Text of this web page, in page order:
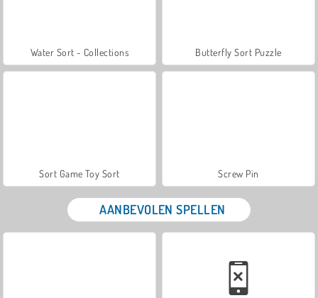
Water Sort - Collections Butterfly Sort Puzzle
Sort Game Toy Sort Screw Pin
AANBEVOLEN SPELLEN